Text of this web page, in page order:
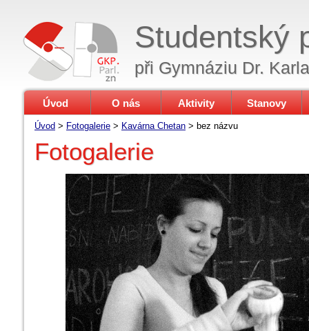
Studentský
při Gymnáziu Dr.
Úvod O nás Aktivity Stanovy
Úvod > Fotogalerie > Kavárna Chetan > bez názvu
Fotogalerie